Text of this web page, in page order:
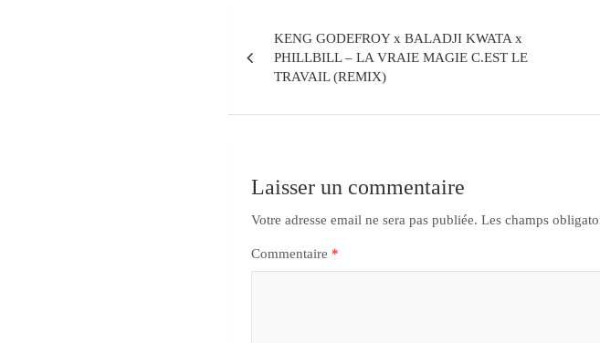
KENG GODEFROY x BALADJI KWATA x
PHILLBILL – LA VRAIE MAGIE C.EST LE
TRAVAIL (REMIX)
Laisser un commentaire
Votre adresse email ne sera pas publiée. Les champs
Commentaire *